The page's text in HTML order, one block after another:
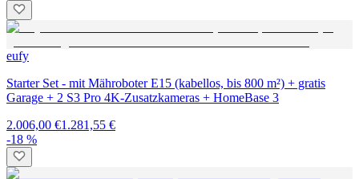
eufy
Starter Set - mit Mähroboter E15 (kabellos, bis 800 m²) + gratis
Garage + 2 S3 Pro 4K-Zusatzkameras + HomeBase 3
2.006,00 €1.281,55 €
-18 %